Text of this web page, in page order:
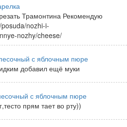
Трамонтина Рекомендую
nozhi-i-
nozhy/cheese/
с яблочным пюре
добавил ещё муки
с яблочным пюре
прям тает во рту))